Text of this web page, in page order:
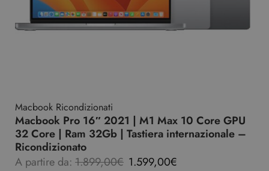
Macbook Ricondizionati
Macbook Pro 16″ 2021 | M1 Max 10 Core GPU
32 Core | Ram 32Gb | Tastiera internazionale –
Ricondizionato
A partire da: 1.899,00€ 1.599,00€